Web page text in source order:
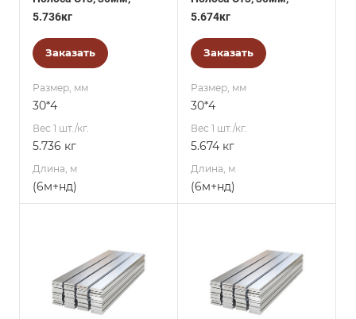
5.736кг
Заказать
Размер, мм
30*4
Вес 1 шт./кг.
5.736 кг
Длина, м
(6м+нд)
5.674кг
Заказать
Размер, мм
30*4
Вес 1 шт./кг.
5.674 кг
Длина, м
(6м+нд)